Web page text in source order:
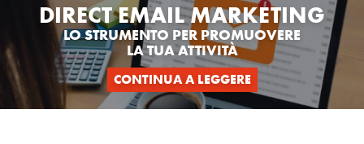
DIRECT EMAIL MARKETING
LO STRUMENTO PER PROMUOVERE
LA TUA ATTIVITÀ
CONTINUA A LEGGERE